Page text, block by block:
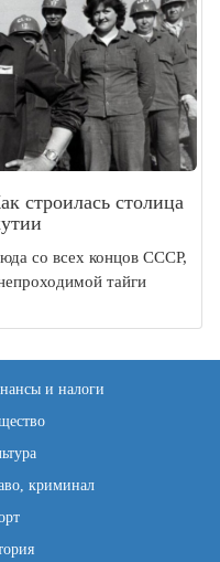
строилась столица
со всех концов СССР,
тайги
и налоги
криминал